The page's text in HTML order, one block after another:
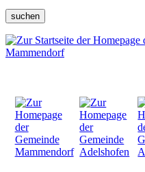
suchen